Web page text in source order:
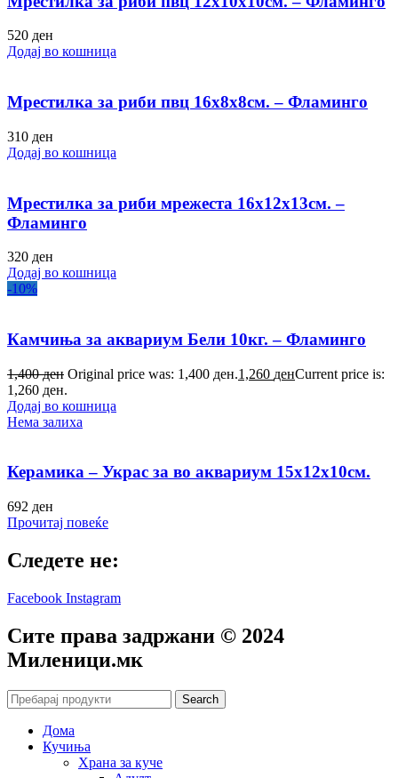
520 ден
Додај во кошница
Мрестилка за риби пвц 16х8х8см. – Фламинго
310 ден
Додај во кошница
Мрестилка за риби мрежеста 16х12х13см. –
Фламинго
320 ден
Додај во кошница
-10%
Камчиња за аквариум Бели 10кг. – Фламинго
1,400ден Original price was: 1,400 ден.1,260 денCurrent price is:
1,260 ден.
Додај во кошница
Нема залиха
Керамика – Украс за во аквариум 15х12х10см.
692 ден
Прочитај повеќе
Следете не:
Facebook Instagram
Сите права задржани © 2024
Mиленици.мк
Search
Дома
Кучиња
Храна за куче